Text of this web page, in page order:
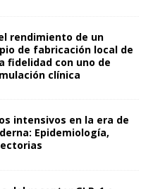
rendimiento de un
de fabricación local de
fidelidad con uno de
clínica
intensivos en la era de
Epidemiología,